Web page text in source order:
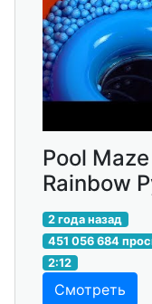
Pool
Rainbow
2 года назад
451 056 684
2:12
Смотреть